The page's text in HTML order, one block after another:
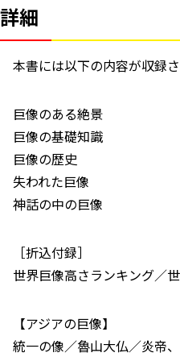
詳細
本書には以下の内容が収録さ
巨像のある絶景
巨像の基礎知識
巨像の歴史
失われた巨像
神話の中の巨像
［折込付録］
世界巨像高さランキング／
【アジアの巨像】
統一の像／魯山大仏／炎帝